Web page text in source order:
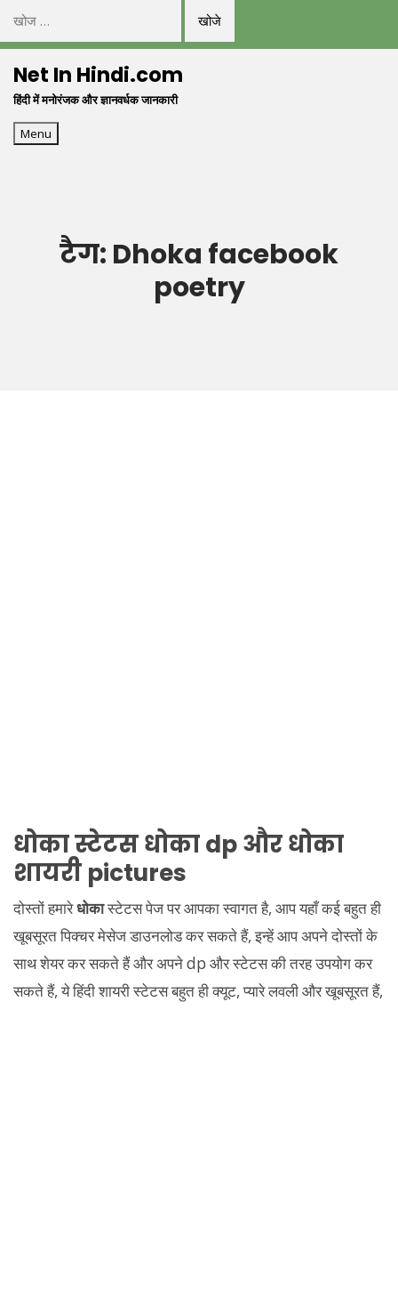
निम्न
को
खोजें:Net In Hindi.com
हिंदी में मनोरंजक और ज्ञानवर्धक जानकारी
Menu
टैग: Dhoka facebook
poetry
धोकास्टेटसधोकाdp औरधोका
शायरी pictures
दोस्तों हमारेधोकास्टेटस पेज पर आपका स्वागत है, आप यहाँ कई बहुत ही
खूबसूरत पिक्चर मेसेज डाउनलोड कर सकते हैं, इन्हें आप अपने दोस्तों के
साथ शेयर कर सकते हैं और अपने dp और स्टेटस की तरह उपयोग कर
सकते हैं, ये हिंदी शायरी स्टेटस बहुत ही क्यूट, प्यारे लवली और खूबसूरत हैं,